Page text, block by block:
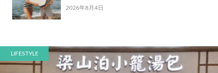
2026年8月4日
LIFESTYLE